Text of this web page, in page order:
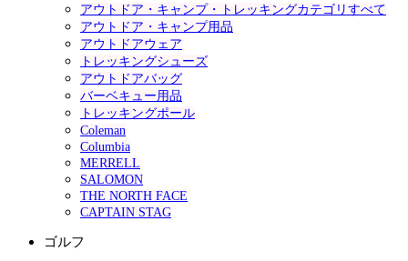
アウトドア・キャンプ・トレッキングカテゴリすべて
アウトドア・キャンプ用品
アウトドアウェア
トレッキングシューズ
アウトドアバッグ
バーベキュー用品
トレッキングポール
Coleman
Columbia
MERRELL
SALOMON
THE NORTH FACE
CAPTAIN STAG
ゴルフ